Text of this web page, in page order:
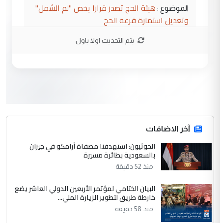
الموضوع : هيئة الحج تصدر قرارا يخص "لم الشمل"
وتعديل استمارة قرعة الحج
المشترك لا تستهدف أية دولة ومفتوحة لانضمام
الدول الشقيقة
4 يوسف غزوان عصمت
التعليق : بكالوريوس فيزياء طبية متزوج و
زوجتي أيضا بكالوريوس سكني بغداد أرغب في
إكمال دراستي داخل ...
الموضوع :
السعودية توافق على الاستمرار في
يتم التحديث اولا باول
آخر الاضافات
الحوثيون: استهدفنا مصفاة أرامكو في جيزان
بالسعودية بطائرة مسيرة
منذ 52 دقيقة
البيان الختامي لمؤتمر الأربعين الدولي العاشر يضع
خارطة طريق لتطوير الزيارة الملي...
منذ 58 دقيقة